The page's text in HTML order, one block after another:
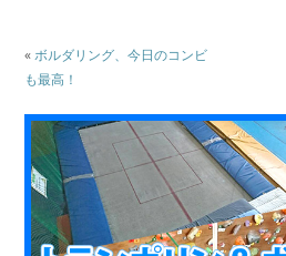
«ボルダリング、今日のコンビ
も最高！